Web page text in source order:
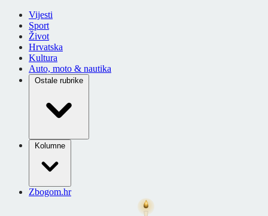
Vijesti
Sport
Život
Hrvatska
Kultura
Auto, moto & nautika
Ostale rubrike
Kolumne
Zbogom.hr